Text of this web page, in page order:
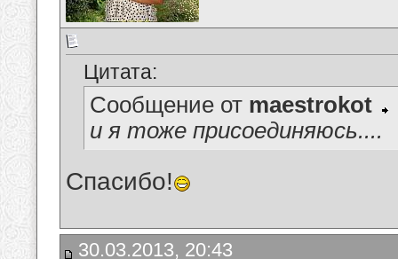
Цитата:
Сообщение от maestrokot
и я тоже присоединяюсь....
Спасибо!
30.03.2013, 20:43